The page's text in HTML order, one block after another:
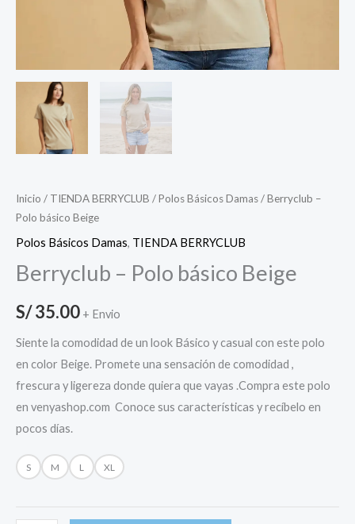
Inicio / TIENDA BERRYCLUB /Polos Básicos Damas/ Berryclub –
Polo básico Beige
Polos Básicos Damas, TIENDA BERRYCLUB
Berryclub – Polo básico Beige
S/35.00 + Envio
Siente la comodidad de un look Básico y casual con este polo
en color Beige. Promete una sensación de comodidad ,
frescura y ligereza donde quiera que vayas .Compra este polo
en venyashop.com Conoce sus características y recíbelo en
pocos días.
S M L XL